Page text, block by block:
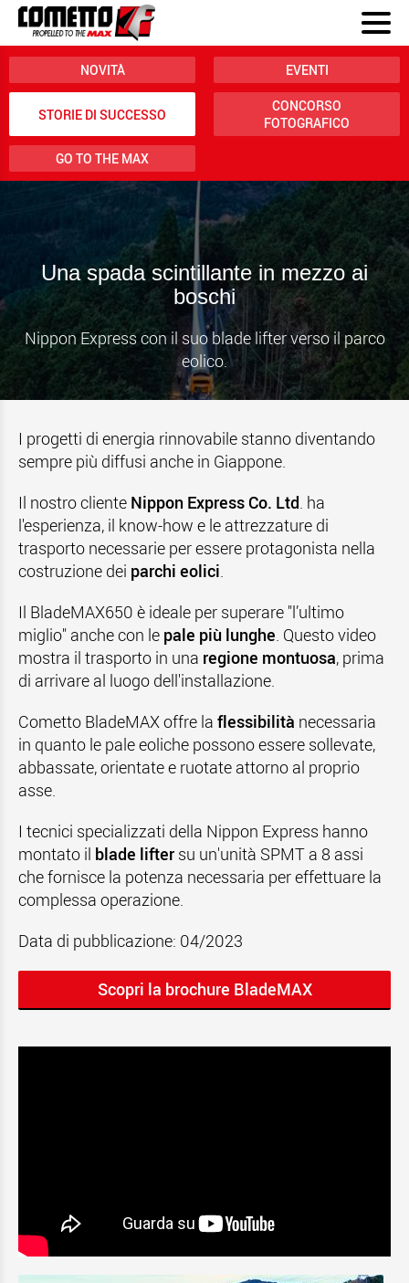
NOVITÀ EVENTI
STORIE DI SUCCESSO
CONCORSO
FOTOGRAFICO
GO TO THE MAX
Una spada scintillante in mezzo ai
boschi
Nippon Express con il suo blade lifter verso il parco
eolico.
I progetti di energia rinnovabile stanno diventando
sempre più diffusi anche in Giappone.
Il nostro cliente Nippon Express Co. Ltd. ha
l'esperienza, il know-how e le attrezzature di
trasporto necessarie per essere protagonista nella
costruzione dei parchi eolici.
Il BladeMAX650 è ideale per superare "l’ultimo
miglio" anche con le pale più lunghe. Questo video
mostra il trasporto in una regione montuosa, prima
di arrivare al luogo dell'installazione.
Cometto BladeMAX offre la flessibilità necessaria
in quanto le pale eoliche possono essere sollevate,
abbassate, orientate e ruotate attorno al proprio
asse.
I tecnici specializzati della Nippon Express hanno
montato il blade lifter su un'unità SPMT a 8 assi
che fornisce la potenza necessaria per effettuare la
complessa operazione.
Data di pubblicazione: 04/2023
Scopri la brochure BladeMAX